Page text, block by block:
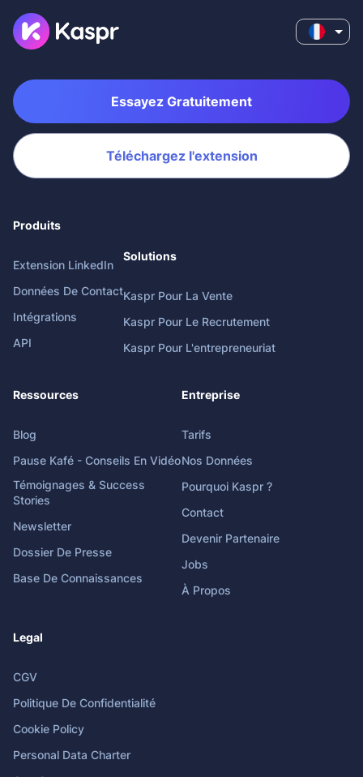
Essayez Gratuitement
Téléchargez l'extension
Produits
Extension LinkedIn
Données De Contact
Intégrations
API
Solutions
Kaspr Pour La Vente
Kaspr Pour Le Recrutement
Kaspr Pour L'entrepreneuriat
Ressources
Blog
Pause Kafé - Conseils En Vidéo
Témoignages & Success
Stories
Newsletter
Dossier De Presse
Base De Connaissances
Entreprise
Tarifs
Nos Données
Pourquoi Kaspr ?
Contact
Devenir Partenaire
Jobs
À Propos
Legal
CGV
Politique De Confidentialité
Cookie Policy
Personal Data Charter